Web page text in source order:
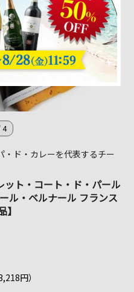
4
ド・カレーを代表するチー
ット・コート・ド・パール
ル・ベルナール フランス
円）